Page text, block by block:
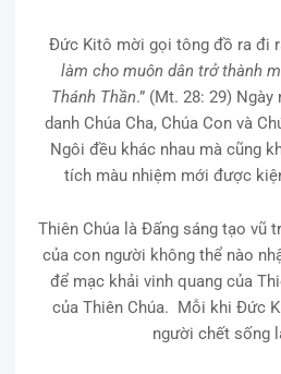
Đức Kitô mời gọi tông đồ ra đi
làm cho muôn dân trở thành
Thánh Thần.” (Mt. 28: 29)
danh Chúa Cha, Chúa Con và
Ngôi đều khác nhau mà cũng
tích màu nhiệm mới được
Thiên Chúa là Đấng sáng tạo vũ
của con người không thể nào
để mạc khải vinh quang của
của Thiên Chúa. Mỗi khi Đức
người chết sống